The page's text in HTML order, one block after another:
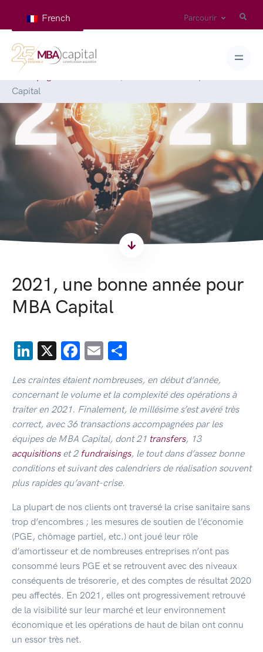
French Parcourir
Homepage
Capital
2021, une bonne année pour
MBA Capital
LinkedIn
X Facebook
Email
Les craintes étaient nombreuses, en début d’année,
concernant le volume et la complexité des opérations à
traiter en 2021. Finalement, le millésime s’est avéré très
correct, avec 36 transactions accompagnées par les
équipes de MBA Capital, dont 21 transfers, 13
acquisitionset 2 fundraisings, le tout dans d’assez bonne
conditions et suivant des calendriers de réalisation souvent
plus rapides qu’avant-crise.
La plupart de nos clients ont traversé la crise sanitaire sans
trop d’encombres ; les mesures de soutien de l’économie
(PGE, chômage partiel, etc.) ont joué leur rôle
d’amortisseur et de nombreuses entreprises n’ont pas
consommé leurs PGE et se retrouvent avec des niveaux
conséquents de trésorerie, et des comptes de résultat 2020
peu affectés. En 2021, elles ont progressivement retrouvé
de la visibilité sur leur marché et leur environnement
économique et les opérations de haut de bilan ont connu
un essor très net.